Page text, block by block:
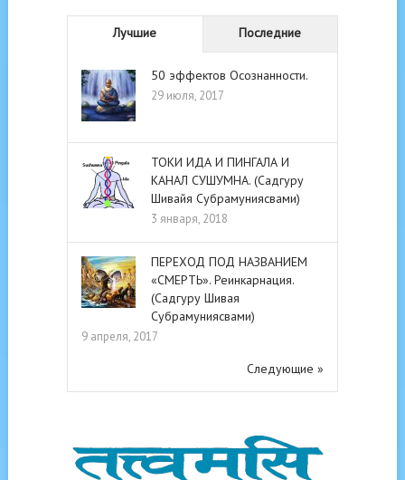
Лучшие Последние
50 эффектов Осознанности.
29 июля, 2017
ТОКИ ИДА И ПИНГАЛА И
КАНАЛ СУШУМНА. (Садгуру
Шивайя Субрамуниясвами)
3 января, 2018
ПЕРЕХОД ПОД НАЗВАНИЕМ
«СМЕРТЬ». Реинкарнация.
(Садгуру Шивая
Субрамуниясвами)
9 апреля, 2017
Следующие »